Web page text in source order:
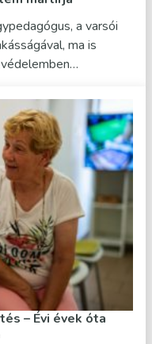
a varsói
ma is
– Évi évek óta